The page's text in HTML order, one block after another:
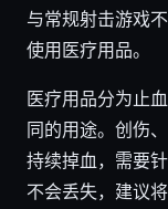
与常规射击游戏
使用医疗用品。
医疗用品分为止
同的用途。创伤
持续掉血，需要
不会丢失，建议